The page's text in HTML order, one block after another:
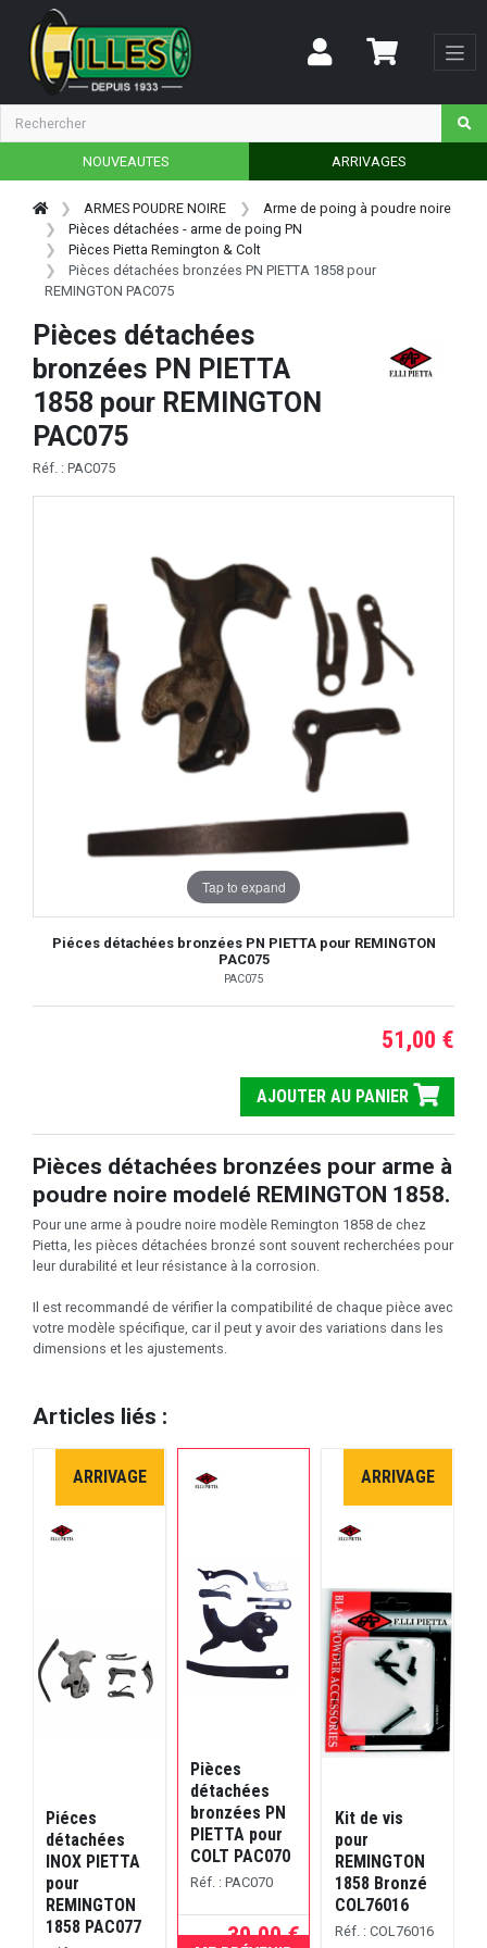
NOUVEAUTES ARRIVAGES
ARMES POUDRE NOIRE
Arme de poing à poudre noire
Pièces détachées - arme de poing PN
Pièces Pietta Remington & Colt
Pièces détachées bronzées PN PIETTA 1858 pour
REMINGTON PAC075
Pièces détachées
bronzées PN PIETTA
1858 pour REMINGTON
PAC075
Réf. : PAC075
Tap to expand
Piéces détachées bronzées PN PIETTA pour REMINGTON
PAC075
PAC075
51,00 €
AJOUTER AU PANIER
Pièces détachées bronzées pour arme à
poudre noire modelé REMINGTON 1858.
Pour une arme à poudre noire modèle Remington 1858 de chez
Pietta, les pièces détachées bronzé sont souvent recherchées pour
leur durabilité et leur résistance à la corrosion.
Il est recommandé de vérifier la compatibilité de chaque pièce avec
votre modèle spécifique, car il peut y avoir des variations dans les
dimensions et les ajustements.
Articles liés :
ARRIVAGE
Piéces
détachées
INOX PIETTA
pour
REMINGTON
1858 PAC077
Pièces
détachées
bronzées PN
PIETTA pour
COLT PAC070
Réf. : PAC070
39,00 €
ARRIVAGE
Kit de vis
pour
REMINGTON
1858 Bronzé
COL76016
Réf. : COL76016